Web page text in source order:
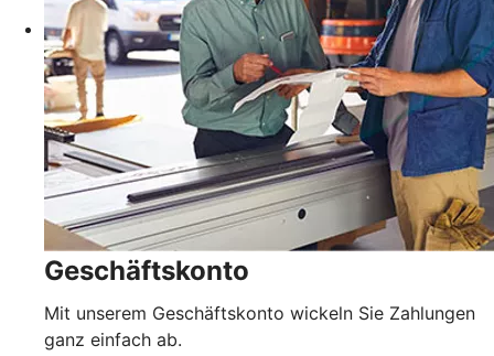
Geschäftskonto
Mit unserem Geschäftskonto wickeln Sie Zahlungen
ganz einfach ab.